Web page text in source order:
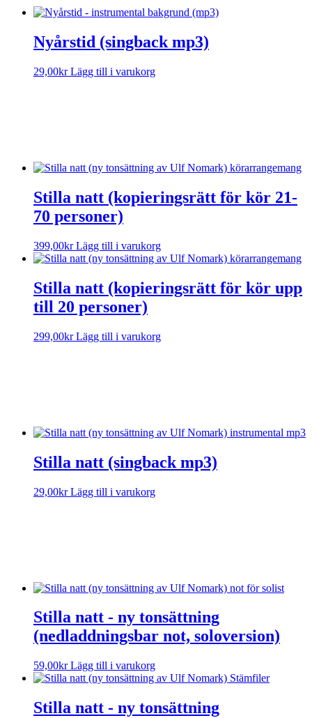
Nyårstid (singback mp3)
29,00kr Lägg till i varukorg
Stilla natt (kopieringsrätt för kör 21-
70 personer)
399,00kr Lägg till i varukorg
Stilla natt (kopieringsrätt för kör upp
till 20 personer)
299,00kr Lägg till i varukorg
Stilla natt (singback mp3)
29,00kr Lägg till i varukorg
Stilla natt - ny tonsättning
(nedladdningsbar not, soloversion)
59,00kr Lägg till i varukorg
Stilla natt - ny tonsättning